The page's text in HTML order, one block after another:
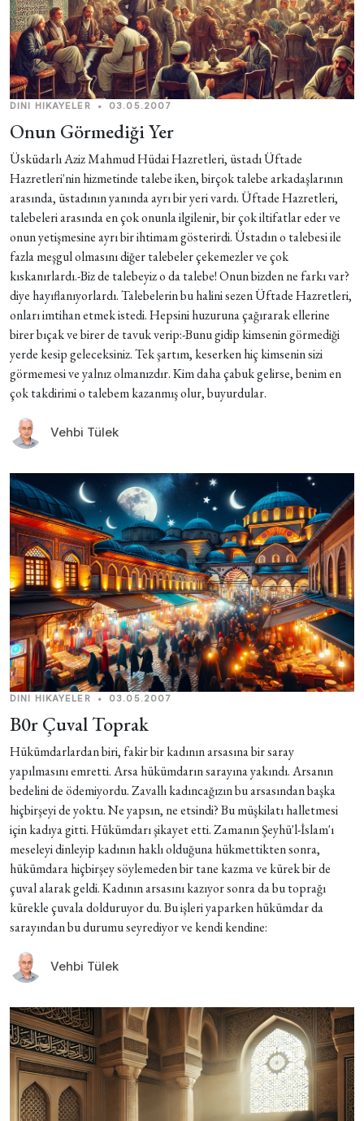
DINI HIKAYELER • 03.05.2007
Onun Görmediği Yer
Üsküdarlı Aziz Mahmud Hüdai Hazretleri, üstadı Üftade
Hazretleri'nin hizmetinde talebe iken, birçok talebe arkadaşlarının
arasında, üstadının yanında ayrı bir yeri vardı. Üftade Hazretleri,
talebeleri arasında en çok onunla ilgilenir, bir çok iltifatlar eder ve
onun yetişmesine ayrı bir ihtimam gösterirdi. Üstadın o talebesi ile
fazla meşgul olmasını diğer talebeler çekemezler ve çok
kıskanırlardı.-Biz de talebeyiz o da talebe! Onun bizden ne farkı var?
diye hayıflanıyorlardı. Talebelerin bu halini sezen Üftade Hazretleri,
onları imtihan etmek istedi. Hepsini huzuruna çağırarak ellerine
birer bıçak ve birer de tavuk verip:-Bunu gidip kimsenin görmediği
yerde kesip geleceksiniz. Tek şartım, keserken hiç kimsenin sizi
görmemesi ve yalnız olmanızdır. Kim daha çabuk gelirse, benim en
çok takdirimi o talebem kazanmış olur, buyurdular.
Vehbi Tülek
DINI HIKAYELER • 03.05.2007
B0r Çuval Toprak
Hükümdarlardan biri, fakir bir kadının arsasına bir saray
yapılmasını emretti. Arsa hükümdarın sarayına yakındı. Arsanın
bedelini de ödemiyordu. Zavallı kadıncağızın bu arsasından başka
hiçbirşeyi de yoktu. Ne yapsın, ne etsindi? Bu müşkilatı halletmesi
için kadıya gitti. Hükümdarı şikayet etti. Zamanın Şeyhü'l-İslam'ı
meseleyi dinleyip kadının haklı olduğuna hükmettikten sonra,
hükümdara hiçbirşey söylemeden bir tane kazma ve kürek bir de
çuval alarak geldi. Kadının arsasını kazıyor sonra da bu toprağı
kürekle çuvala dolduruyor du. Bu işleri yaparken hükümdar da
sarayından bu durumu seyrediyor ve kendi kendine:
Vehbi Tülek